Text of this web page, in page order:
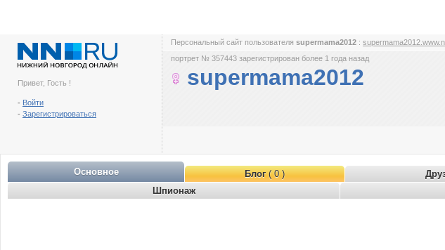
Привет, Гость !
- Войти
- Зарегистрироваться
Персональный сайт пользователя supermama2012 :
портрет № 357443 зарегистрирован более 1 года назад
supermama2012
Основное Блог( 0 )
Шпионаж